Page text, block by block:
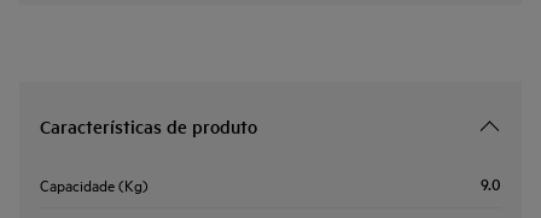
Características de produto
Capacidade (Kg) 9.0